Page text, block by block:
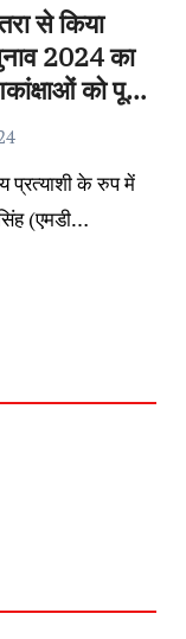
से किया
2024 का
को पूरा
प्रत्याशी के रुप में
(एमडी…